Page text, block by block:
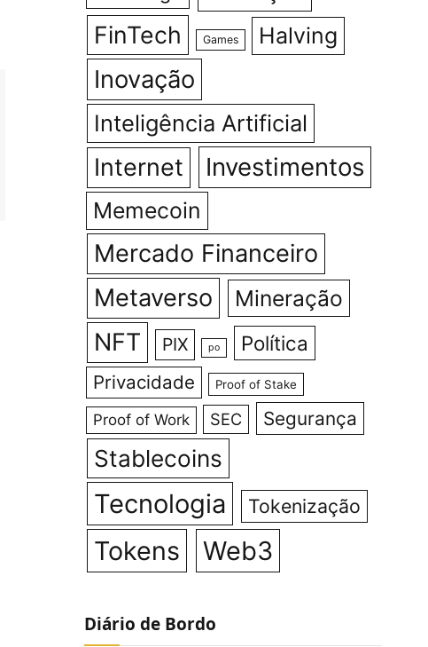
FinTech Games Halving
Inovação
Inteligência Artificial
Internet Investimentos
Memecoin
Mercado Financeiro
Metaverso
Mineração
NFT PIX po Política
Privacidade Proof of Stake
Proof of Work SEC Segurança
Stablecoins
Tecnologia Tokenização
Tokens Web3
Diário de Bordo